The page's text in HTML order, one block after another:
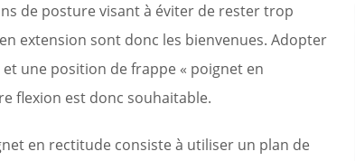
de posture visant à éviter de rester trop
extension sont donc les bienvenues. Adopter
une position de frappe « poignet en
flexion est donc souhaitable.
en rectitude consiste à utiliser un plan de